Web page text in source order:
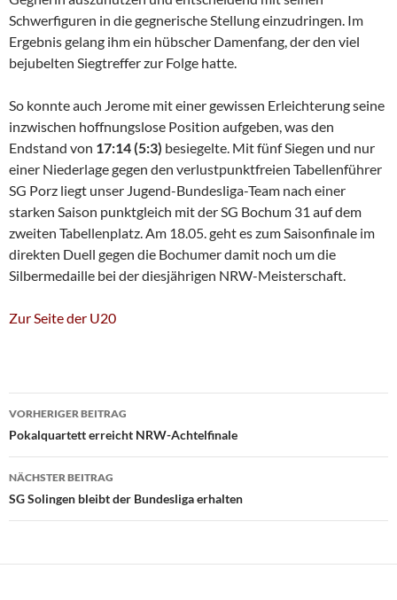
Schwerfiguren in die gegnerische Stellung einzudringen. Im
Ergebnis gelang ihm ein hübscher Damenfang, der den viel
bejubelten Siegtreffer zur Folge hatte.
So konnte auch Jerome mit einer gewissen Erleichterung seine
inzwischen hoffnungslose Position aufgeben, was den
Endstand von 17:14 (5:3) besiegelte. Mit fünf Siegen und nur
einer Niederlage gegen den verlustpunktfreien Tabellenführer
SG Porz liegt unser Jugend-Bundesliga-Team nach einer
starken Saison punktgleich mit der SG Bochum 31 auf dem
zweiten Tabellenplatz. Am 18.05. geht es zum Saisonfinale im
direkten Duell gegen die Bochumer damit noch um die
Silbermedaille bei der diesjährigen NRW-Meisterschaft.
Zur Seite der U20
Beitragsnavigation
VORHERIGER BEITRAG
Pokalquartett erreicht NRW-Achtelfinale
NÄCHSTER BEITRAG
SG Solingen bleibt der Bundesliga erhalten